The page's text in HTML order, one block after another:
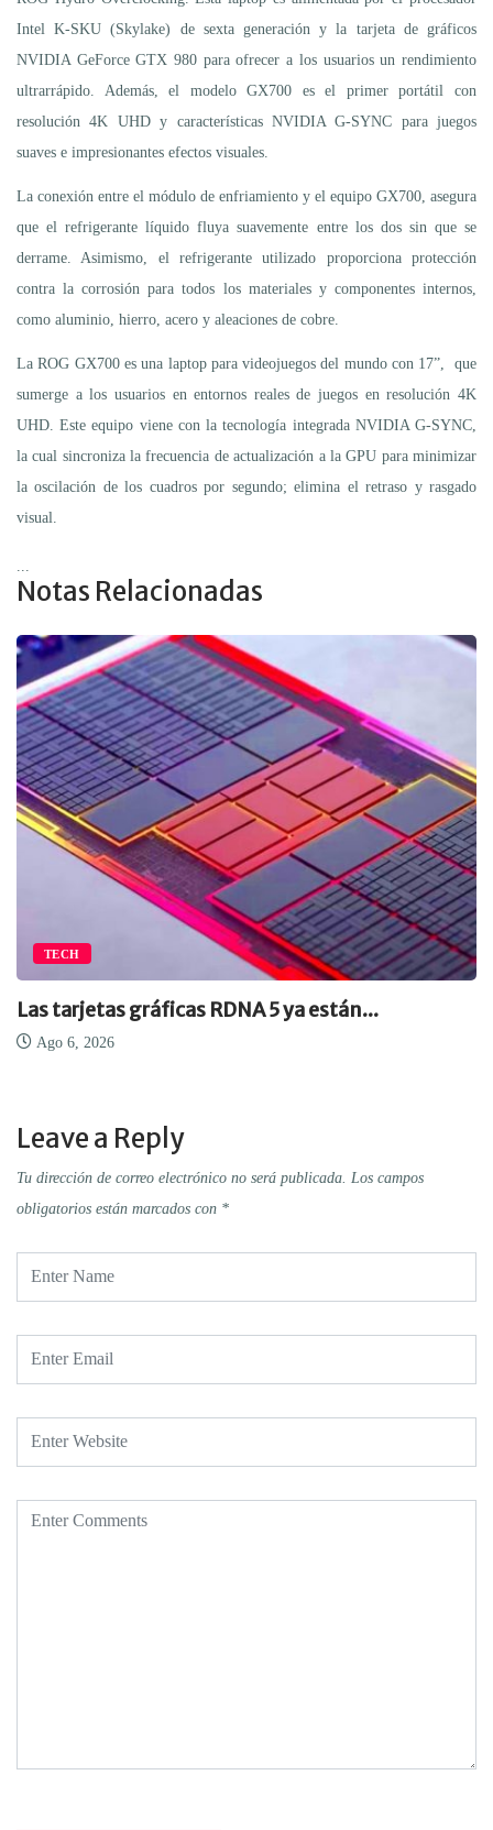
Intel K-SKU (Skylake) de sexta generación y la tarjeta de gráficos
NVIDIA GeForce GTX 980 para ofrecer a los usuarios un rendimiento
ultrarrápido. Además, el modelo GX700 es el primer portátil con
resolución 4K UHD y características NVIDIA G-SYNC para juegos
suaves e impresionantes efectos visuales.
La conexión entre el módulo de enfriamiento y el equipo GX700, asegura
que el refrigerante líquido fluya suavemente entre los dos sin que se
derrame. Asimismo, el refrigerante utilizado proporciona protección
contra la corrosión para todos los materiales y componentes internos,
como aluminio, hierro, acero y aleaciones de cobre.
La ROG GX700 es una laptop para videojuegos del mundo con 17”, que
sumerge a los usuarios en entornos reales de juegos en resolución 4K
UHD. Este equipo viene con la tecnología integrada NVIDIA G-SYNC,
la cual sincroniza la frecuencia de actualización a la GPU para minimizar
la oscilación de los cuadros por segundo; elimina el retraso y rasgado
visual.
Notas Relacionadas
TECH
Las tarjetas gráficas RDNA 5 ya están...
Ago 6, 2026
Leave a Reply
Tu dirección de correo electrónico no será publicada. Los campos
obligatorios están marcados con *